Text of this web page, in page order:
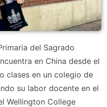
del Sagrado
en China desde el
clases en un colegio de
su labor docente en el
Wellington College